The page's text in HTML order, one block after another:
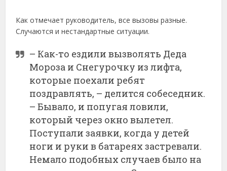
Как отмечает руководитель, все вызовы разные.
Случаются и нестандартные ситуации.
– Как-то ездили вызволять Деда
Мороза и Снегурочку из лифта,
которые поехали ребят
поздравлять, – делится собеседник.
– Бывало, и попугая ловили,
который через окно вылетел.
Поступали заявки, когда у детей
ноги и руки в батареях застревали.
Немало подобных случаев было на